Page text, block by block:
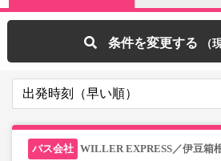
条件を変更する
WILLER EXPRESS／伊豆箱